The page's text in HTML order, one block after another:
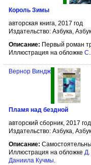
Король Зимы
авторская книга, 2017 год
Издательство: Азбука,
Описание: Первый роман
Иллюстрация на обложке С.
Вернор Виндж
Пламя над бездной
авторский сборник, 2017 год
Издательство: Азбука,
Описание:
Иллюстрация на обложке Д.
Даниила Кучмы.